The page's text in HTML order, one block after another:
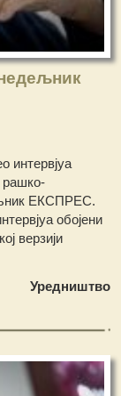
интервјуа
рашко-
ЕКСПРЕС.
обојени
верзији
Уредништво